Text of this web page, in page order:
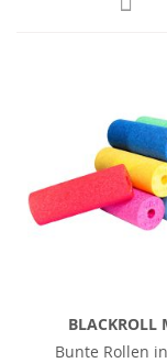
BLACKROLL
Bunte Rollen